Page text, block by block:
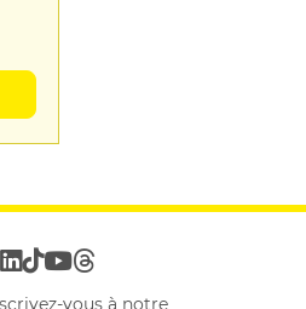
vous à notre